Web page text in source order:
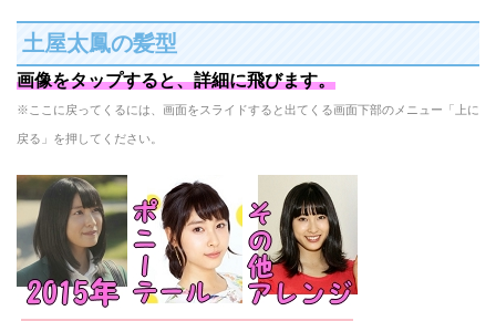
土屋太鳳の髪型
画像をタップすると、詳細に飛びます。
※ここに戻ってくるには、画面をスライドすると出てくる画面下部のメニュー「上に
戻る」を押してください。